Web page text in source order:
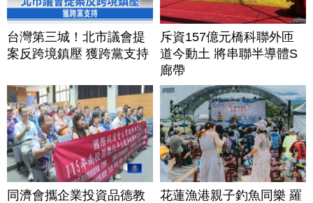
台灣第三城！北市議會提
案反跨境鎮壓 獲跨黨支持
斥資157億元橋科聯外匝
道今動土 將串聯半導體S
廊帶
同濟會攜企業投資品德教
花蓮漁港親子釣魚同樂 羅